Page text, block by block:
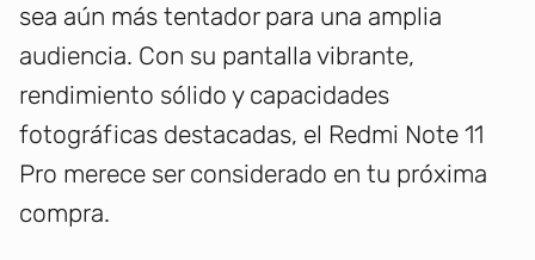
sea aún más tentador para una amplia
audiencia. Con su pantalla vibrante,
rendimiento sólido y capacidades
fotográficas destacadas, el Redmi Note 11
Pro merece ser considerado en tu próxima
compra.